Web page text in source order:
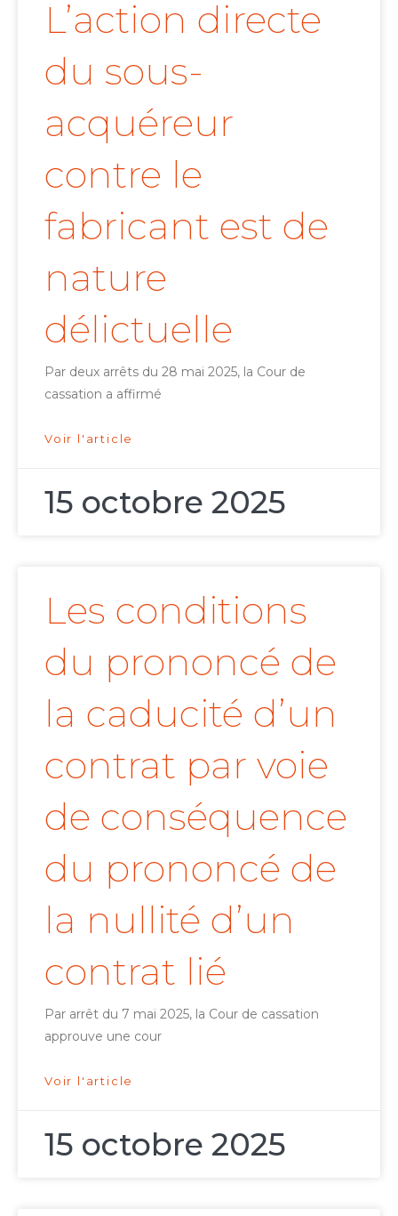
L’action directe
du sous-
acquéreur
contre le
fabricant est de
nature
délictuelle
Par deux arrêts du 28 mai 2025, la Cour de
cassation a affirmé
Voir l'article
15 octobre 2025
Les conditions
du prononcé de
la caducité d’un
contrat par voie
de conséquence
du prononcé de
la nullité d’un
contrat lié
Par arrêt du 7 mai 2025, la Cour de cassation
approuve une cour
Voir l'article
15 octobre 2025